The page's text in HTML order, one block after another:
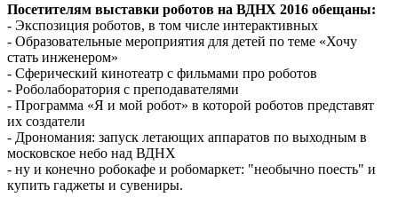
Посетителям выставки роботов на ВДНХ 2016 обещаны:
- Экспозиция роботов, в том числе интерактивных
- Образовательные мероприятия для детей по теме «Хочу
стать инженером»
- Сферический кинотеатр с фильмами про роботов
- Роболаборатория с преподавателями
- Программа «Я и мой робот» в которой роботов представят
их создатели
- Дрономания: запуск летающих аппаратов по выходным в
московское небо над ВДНХ
- ну и конечно робокафе и робомаркет: "необычно поесть" и
купить гаджеты и сувениры.